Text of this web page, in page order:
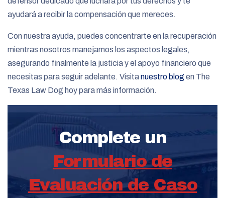
ayudará a recibir la compensación que mereces.
Con nuestra ayuda, puedes concentrarte en la recuperación
mientras nosotros manejamos los aspectos legales,
asegurando finalmente la justicia y el apoyo financiero que
necesitas para seguir adelante. Visitanuestro blog en The
Texas Law Dog hoy para más información.
Complete un
Formulario de
Evaluación de Caso